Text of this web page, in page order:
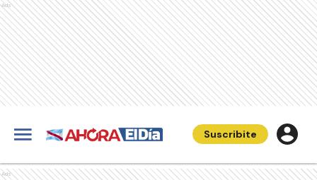
Ads
Suscribite
Ads